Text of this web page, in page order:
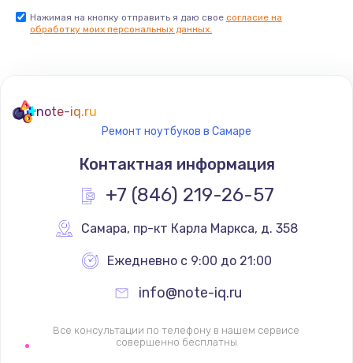
Нажимая на кнопку отправить я даю свое согласие на
обработку моих персональных данных.
note-iq.ru
Ремонт ноутбуков в Самаре
Контактная информация
+7 (846) 219-26-57
Самара, пр-кт Карла Маркса, д. 358
Ежедневно с 9:00 до 21:00
info@note-iq.ru
Все консультации по телефону в нашем сервисе
совершенно бесплатны